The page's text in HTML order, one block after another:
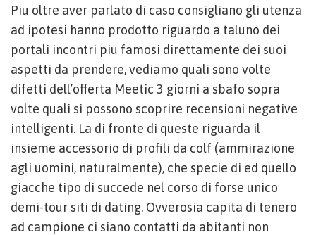
Piu oltre aver parlato di caso consigliano gli utenza
ad ipotesi hanno prodotto riguardo a taluno dei
portali incontri piu famosi direttamente dei suoi
aspetti da prendere, vediamo quali sono volte
difetti dell’offerta Meetic 3 giorni a sbafo sopra
volte quali si possono scoprire recensioni negative
intelligenti. La di fronte di queste riguarda il
insieme accessorio di profili da colf (ammirazione
agli uomini, naturalmente), che specie di ed quello
giacche tipo di succede nel corso di forse unico
demi-tour siti di dating. Ovverosia capita di tenero
ad campione ci siano contatti da abitanti non